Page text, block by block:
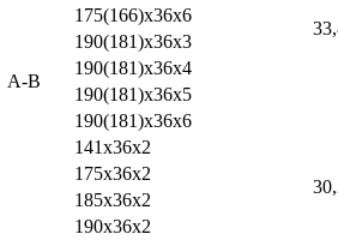
А-В
175(166)х36х6
190(181)х36х3
190(181)х36х4
190(181)х36х5
190(181)х36х6
141х36х2
175х36х2
185х36х2
190х36х2